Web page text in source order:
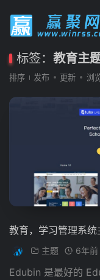
标签： 教育主
排序 发布 更新 浏
教育，学习管理系
主题 6年前
Edubin 是最好的